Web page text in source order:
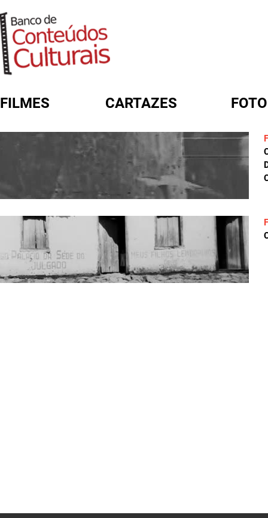
FILMES CARTAZES
FORMULÁRIO DE BUSCA